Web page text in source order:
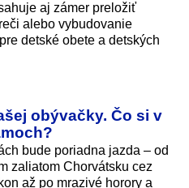
aj zámer preložiť
alebo vybudovanie
detské obete a detských
obývačky. Čo si v
bude poriadna jazda – od
zaliatom Chorvátsku cez
až po mrazivé horory a